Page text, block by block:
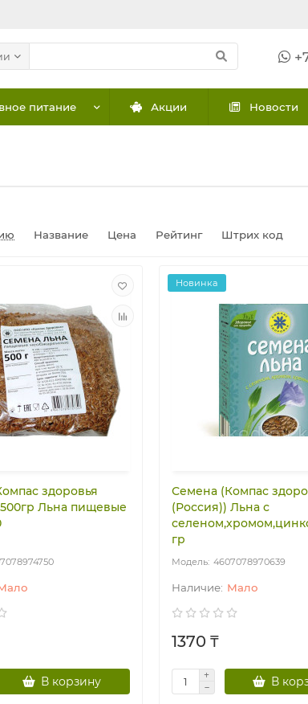
питание Акции Новости
Название Цена Рейтинг Штрих код
здоровья
Льна пищевые
В корзину
Новинка
Семена (Компас
(Россия)) Льна с
гр
4607078970639
Мало
1370 ₸
В